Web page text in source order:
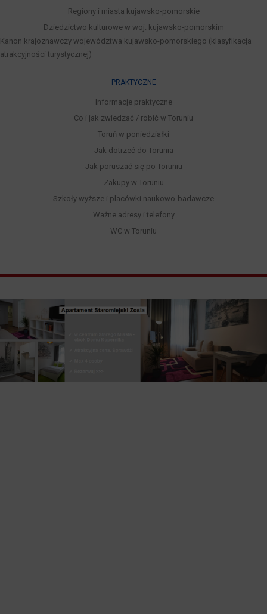
Regiony i miasta kujawsko-pomorskie
Dziedzictwo kulturowe w woj. kujawsko-pomorskim
Kanon krajoznawczy województwa kujawsko-pomorskiego (klasyfikacja
atrakcyjności turystycznej)
PRAKTYCZNE
Informacje praktyczne
Co i jak zwiedzać / robić w Toruniu
Toruń w poniedziałki
Jak dotrzeć do Torunia
Jak poruszać się po Toruniu
Zakupy w Toruniu
Szkoły wyższe i placówki naukowo-badawcze
Ważne adresy i telefony
WC w Toruniu